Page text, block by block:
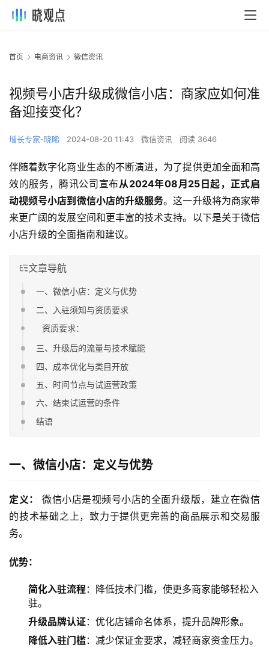
首页 电商资讯 微信资讯
视频号小店升级成微信小店：商家应如何准
备迎接变化？
增长专家-晓晞 2024-08-20 11:43 微信资讯 阅读 3646
伴随着数字化商业生态的不断演进，为了提供更加全面和高
效的服务，腾讯公司宣布从2024年08月25日起，正式启
动视频号小店到微信小店的升级服务。这一升级将为商家带
来更广阔的发展空间和更丰富的技术支持。以下是关于微信
小店升级的全面指南和建议。
文章导航
一、微信小店：定义与优势
二、入驻须知与资质要求
资质要求：
三、升级后的流量与技术赋能
四、成本优化与类目开放
五、时间节点与试运营政策
六、结束试运营的条件
结语
一、微信小店：定义与优势
定义：
微信小店是视频号小店的全面升级版，建立在微信
的技术基础之上，致力于提供更完善的商品展示和交易服
务。
优势：
简化入驻流程：降低技术门槛，使更多商家能够轻松入
驻。
升级品牌认证：优化店铺命名体系，提升品牌形象。
降低入驻门槛：减少保证金要求，减轻商家资金压力。